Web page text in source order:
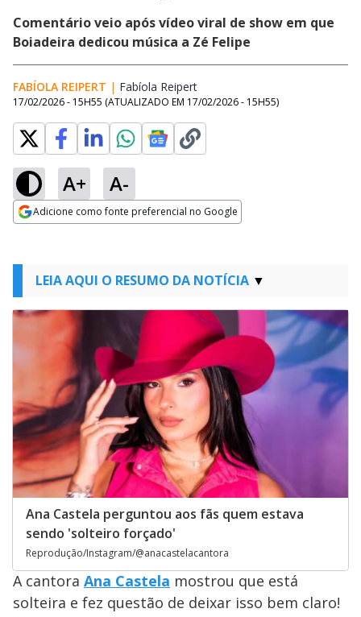
Comentário veio após vídeo viral de show em que
Boiadeira dedicou música a Zé Felipe
FABÍOLA REIPERT | Fabíola Reipert
17/02/2026 - 15H55 (ATUALIZADO EM 17/02/2026 - 15H55)
A+ A-
Adicione como fonte preferencial no Google
LEIA AQUI O RESUMO DA NOTÍCIA
Ana Castela perguntou aos fãs quem estava
sendo 'solteiro forçado'
Reprodução/Instagram/@anacastelacantora
A cantora Ana Castela mostrou que está
solteira e fez questão de deixar isso bem claro!